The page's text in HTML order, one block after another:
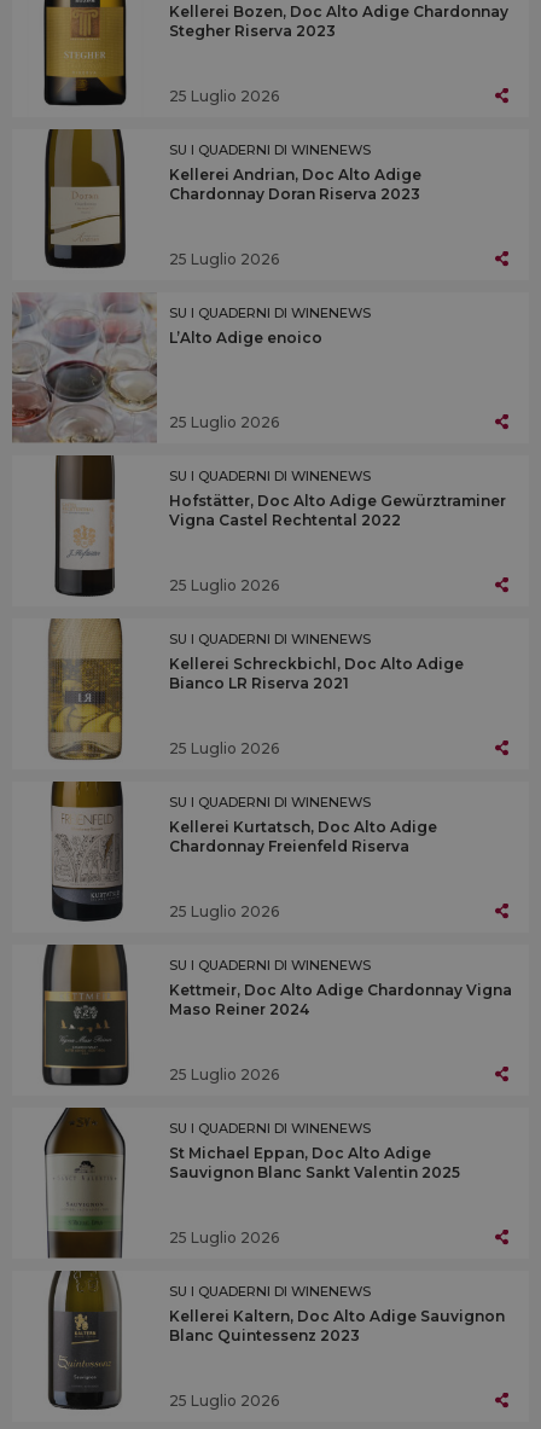
Kellerei Bozen, Doc Alto Adige Chardonnay
Stegher Riserva 2023
25 Luglio 2026
SU I QUADERNI DI WINENEWS
Kellerei Andrian, Doc Alto Adige
Chardonnay Doran Riserva 2023
25 Luglio 2026
SU I QUADERNI DI WINENEWS
L’Alto Adige enoico
25 Luglio 2026
SU I QUADERNI DI WINENEWS
Hofstätter, Doc Alto Adige Gewürztraminer
Vigna Castel Rechtental 2022
25 Luglio 2026
SU I QUADERNI DI WINENEWS
Kellerei Schreckbichl, Doc Alto Adige
Bianco LR Riserva 2021
25 Luglio 2026
SU I QUADERNI DI WINENEWS
Kellerei Kurtatsch, Doc Alto Adige
Chardonnay Freienfeld Riserva
25 Luglio 2026
SU I QUADERNI DI WINENEWS
Kettmeir, Doc Alto Adige Chardonnay Vigna
Maso Reiner 2024
25 Luglio 2026
SU I QUADERNI DI WINENEWS
St Michael Eppan, Doc Alto Adige
Sauvignon Blanc Sankt Valentin 2025
25 Luglio 2026
SU I QUADERNI DI WINENEWS
Kellerei Kaltern, Doc Alto Adige Sauvignon
Blanc Quintessenz 2023
25 Luglio 2026